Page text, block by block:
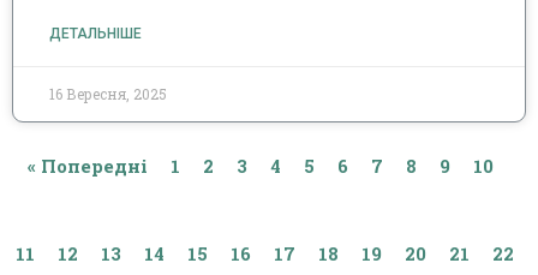
ДЕТАЛЬНІШЕ
16 Вересня, 2025
« Попередні 1 2 3 4 5 6 7 8 9 10
11 12 13 14 15 16 17 18 19 20 21 22